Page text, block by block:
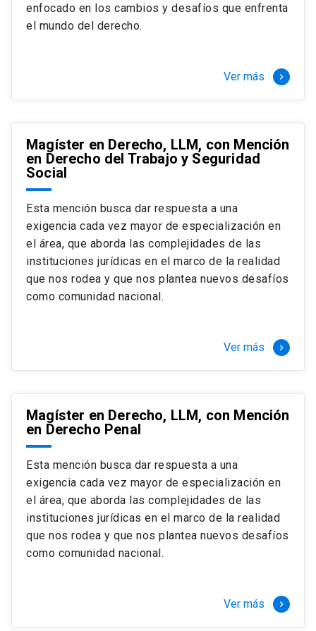
enfocado en los cambios y desafíos que enfrenta
el mundo del derecho.
Ver más keyboard_arrow_right
Magíster en Derecho, LLM, con Mención
en Derecho del Trabajo y Seguridad
Social
Esta mención busca dar respuesta a una
exigencia cada vez mayor de especialización en
el área, que aborda las complejidades de las
instituciones jurídicas en el marco de la realidad
que nos rodea y que nos plantea nuevos desafíos
como comunidad nacional.
Ver más keyboard_arrow_right
Magíster en Derecho, LLM, con Mención
en Derecho Penal
Esta mención busca dar respuesta a una
exigencia cada vez mayor de especialización en
el área, que aborda las complejidades de las
instituciones jurídicas en el marco de la realidad
que nos rodea y que nos plantea nuevos desafíos
como comunidad nacional.
Ver más keyboard_arrow_right